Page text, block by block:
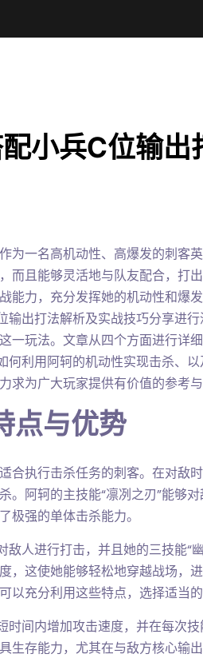
小兵C位输出
为一名高机动性、高爆发的刺客
而且能够灵活地与队友配合，打
能力，充分发挥她的机动性和爆
输出打法解析及实战技巧分享进
一玩法。文章从四个方面进行详
何利用阿轲的机动性实现击杀、
求为广大玩家提供有价值的参考与
点与优势
合执行击杀任务的刺客。在对敌
。阿轲的主技能“凛冽之刃”能够
极强的单体击杀能力。
敌人进行打击，并且她的三技能“
，这使她能够轻松地穿越战场，
以充分利用这些特点，选择适当的
时间内增加攻击速度，并在每次
生存能力，尤其在与敌方核心输